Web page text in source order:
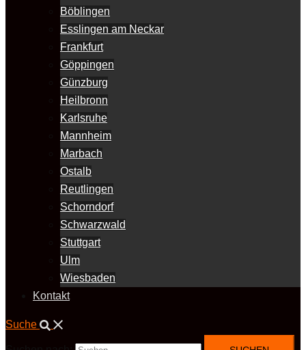
Böblingen
Esslingen am Neckar
Frankfurt
Göppingen
Günzburg
Heilbronn
Karlsruhe
Mannheim
Marbach
Ostalb
Reutlingen
Schorndorf
Schwarzwald
Stuttgart
Ulm
Wiesbaden
Kontakt
Suche